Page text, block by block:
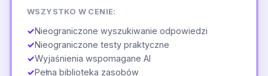
WSZYSTKO W CENIE:
✓Nieograniczone wyszukiwanie odpowiedzi
✓Nieograniczone testy praktyczne
✓Wyjaśnienia wspomagane AI
✓Pełna biblioteka zasobów